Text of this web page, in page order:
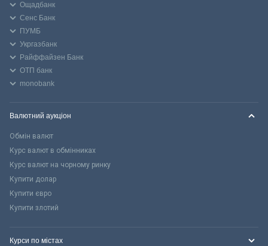
Ощадбанк
Сенс Банк
ПУМБ
Укргазбанк
Райффайзен Банк
ОТП банк
monobank
Валютний аукціон
Обмін валют
Курс валют в обмінниках
Курс валют на чорному ринку
Купити долар
Купити євро
Купити злотий
Курси по містах